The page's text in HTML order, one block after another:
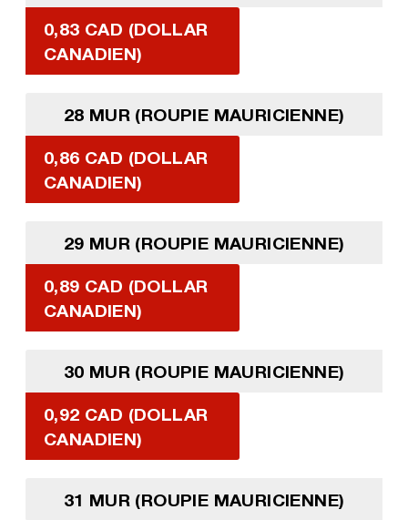
0,83 CAD (DOLLAR
CANADIEN)
28 MUR (ROUPIE MAURICIENNE)
0,86 CAD (DOLLAR
CANADIEN)
29 MUR (ROUPIE MAURICIENNE)
0,89 CAD (DOLLAR
CANADIEN)
30 MUR (ROUPIE MAURICIENNE)
0,92 CAD (DOLLAR
CANADIEN)
31 MUR (ROUPIE MAURICIENNE)